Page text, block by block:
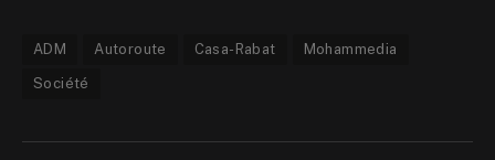
ADM Autoroute Casa-Rabat Mohammedia
Société